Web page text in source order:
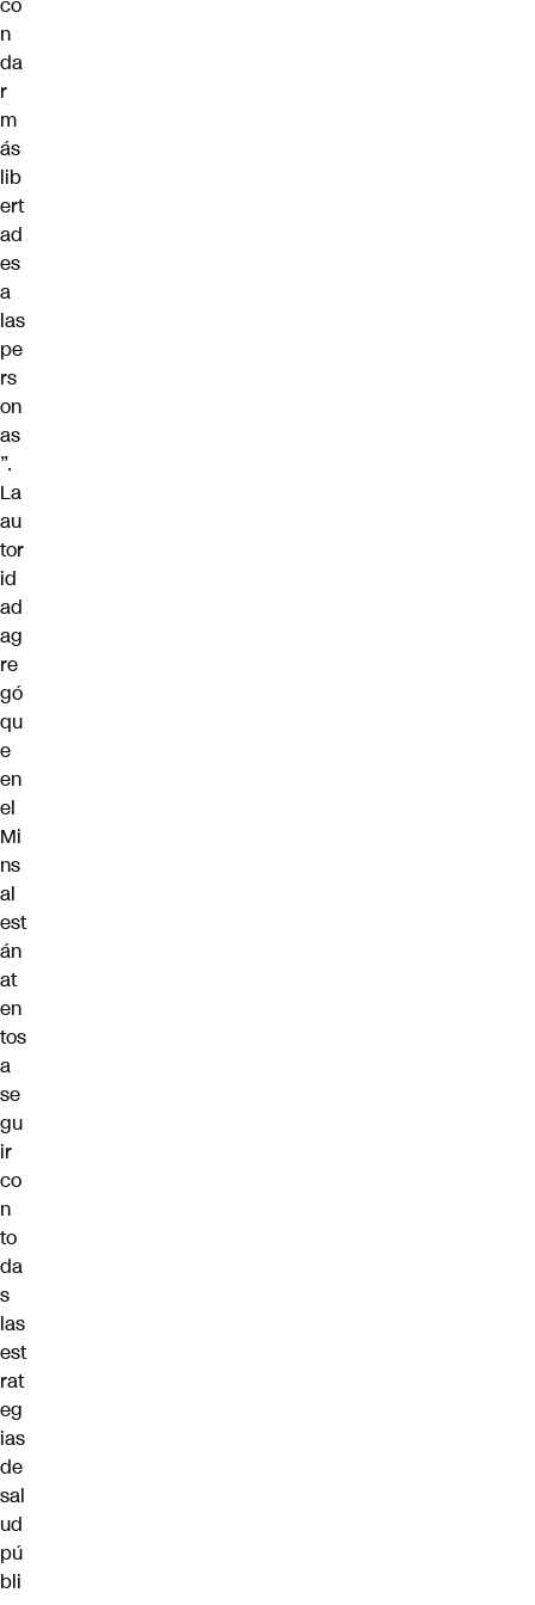
n
da
r
m
ás
lib
ert
ad
es
a
las
pe
rs
on
as
”.
La
au
tor
id
ad
ag
re
gó
qu
e
en
el
Mi
ns
al
est
án
at
en
tos
a
se
gu
ir
co
n
to
da
s
las
est
rat
eg
ias
de
sal
ud
pú
bli